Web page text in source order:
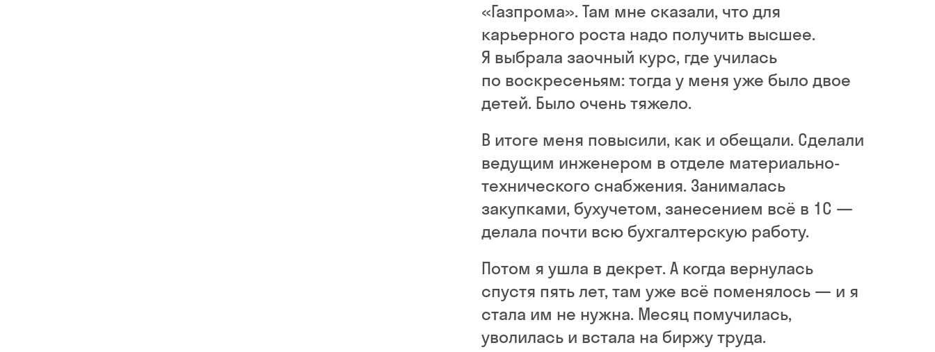
«Газпрома». Там мне сказали, что для
карьерного роста надо получить высшее.
Я выбрала заочный курс, где училась
по воскресеньям: тогда у меня уже было двое
детей. Было очень тяжело.
В итоге меня повысили, как и обещали. Сделали
ведущим инженером в отделе материально-
технического снабжения. Занималась
закупками, бухучетом, занесением всё в 1С —
делала почти всю бухгалтерскую работу.
Потом я ушла в декрет. А когда вернулась
спустя пять лет, там уже всё поменялось — и я
стала им не нужна. Месяц помучилась,
уволилась и встала на биржу труда.